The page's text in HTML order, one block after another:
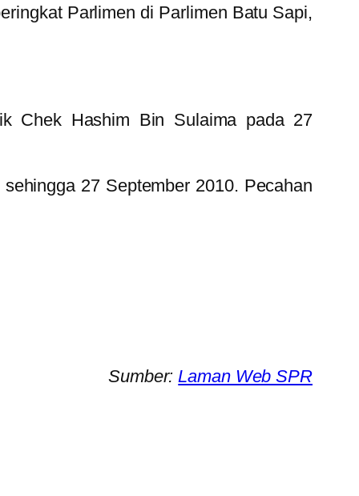
Parlimen di Parlimen Batu Sapi,
Chek Hashim Bin Sulaima pada 27
27 September 2010. Pecahan
Sumber:Laman Web SPR